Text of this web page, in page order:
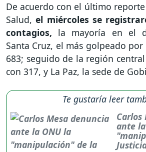
De acuerdo con el último
Salud,el miércoles se
contagios, la mayoría en el
Santa Cruz, el más golpeado
683; seguido de la región
con 317, y La Paz, la sede de
Te gustaría leer
Carlos
ante